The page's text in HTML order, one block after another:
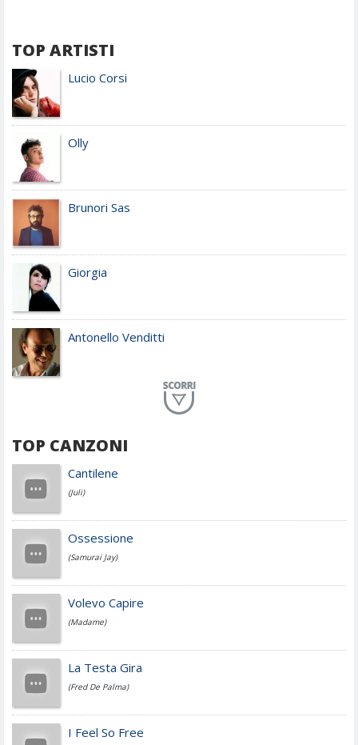
TOP ARTISTI
Lucio Corsi
Olly
Brunori Sas
Giorgia
Antonello Venditti
Achille Lauro
Cesare Cremonini
Jovanotti
Fedez
Simone Cristicchi
TOP CANZONI
Cantilene
(Juli)
Ossessione
(Samurai Jay)
Volevo Capire
(Madame)
La Testa Gira
(Fred De Palma)
I Feel So Free